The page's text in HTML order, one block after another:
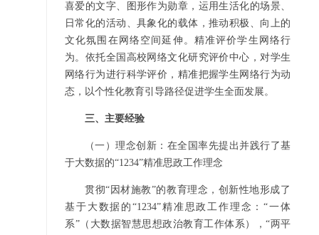
喜爱的文字、图形作为勋章，运用生活化的场景、
日常化的活动、具象化的载体，推动积极、向上的
文化氛围在网络空间延伸。精准评价学生网络行
为。依托全国高校网络文化研究评价中心，对学生
网络行为进行科学评价，精准把握学生网络行为动
态，以个性化教育引导路径促进学生全面发展。
三、主要经验
（一）理念创新：在全国率先提出并践行了基
于大数据的“1234”精准思政工作理念
贯彻“因材施教”的教育理念，创新性地形成了
基于大数据的“1234”精准思政工作理念：“一体
系”（大数据智慧思想政治教育工作体系），“两平